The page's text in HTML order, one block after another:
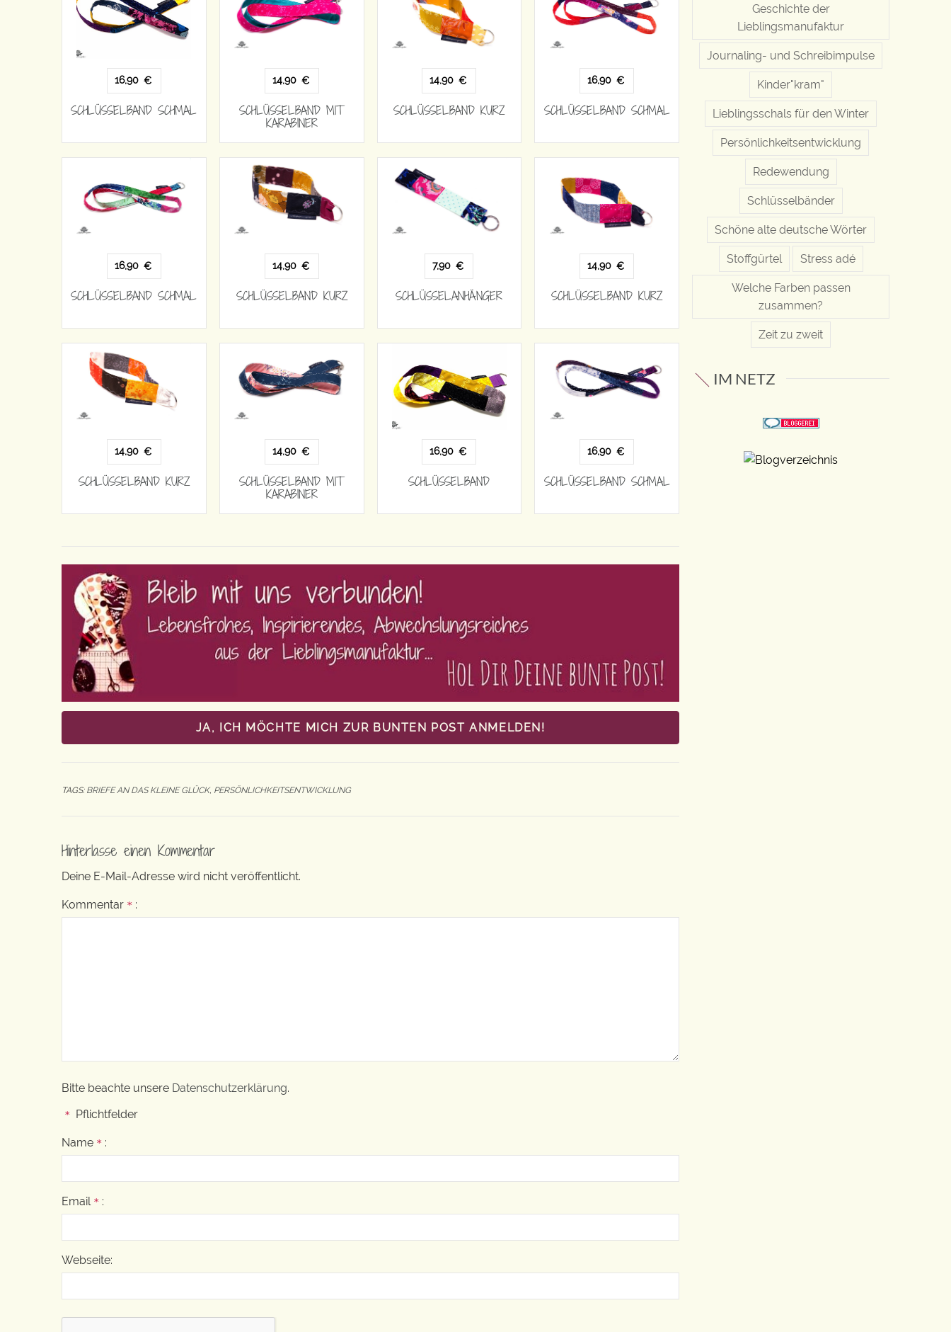
16,90 €
SCHLÜSSELBAND SCHMAL
14,90 €
SCHLÜSSELBAND MIT
KARABINER
14,90 €
SCHLÜSSELBAND KURZ
16,90 €
SCHLÜSSELBAND SCHMAL
16,90 €
SCHLÜSSELBAND SCHMAL
14,90 €
SCHLÜSSELBAND KURZ
7,90 €
SCHLÜSSELANHÄNGER
14,90 €
SCHLÜSSELBAND KURZ
14,90 €
SCHLÜSSELBAND KURZ
14,90 €
SCHLÜSSELBAND MIT
KARABINER
16,90 €
SCHLÜSSELBAND
16,90 €
SCHLÜSSELBAND SCHMAL
JA, ICH MÖCHTE MICH ZUR BUNTEN POST ANMELDEN!
TAGS: BRIEFE AN DAS KLEINE GLÜCK, PERSÖNLICHKEITSENTWICKLUNG
Hinterlasse einen Kommentar
Deine E-Mail-Adresse wird nicht veröffentlicht.
Kommentar * :
Bitte beachte unsere Datenschutzerklärung.
* Pflichtfelder
Name * :
Email * :
Webseite:
Geschichte der
Lieblingsmanufaktur
Journaling- und Schreibimpulse
Kinder"kram"
Lieblingsschals für den Winter
Persönlichkeitsentwicklung
Redewendung
Schlüsselbänder
Schöne alte deutsche Wörter
Stoffgürtel Stress adé
Welche Farben passen
zusammen?
Zeit zu zweit
IM NETZ